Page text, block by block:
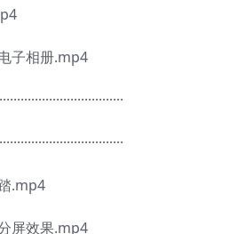
子相册.mp4
.mp4
屏效果.mp4